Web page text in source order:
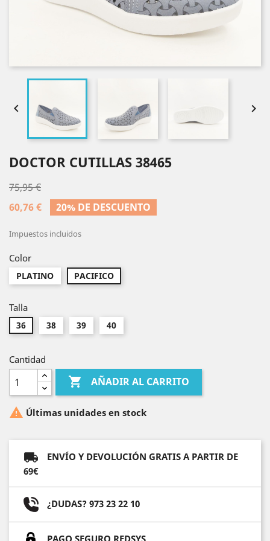
 
DOCTOR CUTILLAS 38465
75,95 €
60,76 €
20% DE DESCUENTO
Impuestos incluidos
Color
PLATINO PACIFICO
Talla
36 38 39 40
Cantidad
 AÑADIR AL CARRITO
 Últimas unidades en stock
ENVÍO Y DEVOLUCIÓN GRATIS A PARTIR DE
69€
¿DUDAS? 973 23 22 10
PAGO SEGURO REDSYS